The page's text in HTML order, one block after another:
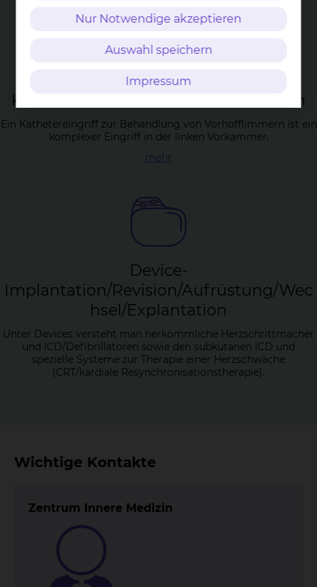
Ka­the­tera­b­la­ti­on von Vor­hof­flim­mern
Ein Kathetereingriff zur Behandlung von Vorhofflimmern ist ein
komplexer Eingriff in der linken Vorkammer.
mehr
De­vice-
Im­plan­ta­ti­on/Re­vi­si­on/Auf­rüs­tung/Wec
h­sel/Ex­plan­ta­ti­on
Unter Devices versteht man herkömmliche Herzschrittmacher
und ICD/Defibrillatoren sowie den subkutanen ICD und
spezielle Systeme zur Therapie einer Herzschwäche
(CRT/kardiale Resynchronisationstherapie).
Wichtige Kontakte
Zentrum Innere Medizin
Nur Notwendige akzeptieren
Auswahl speichern
Impressum